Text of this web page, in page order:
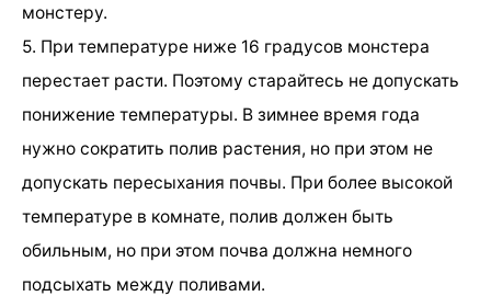
монстеру.
5. При температуре ниже 16 градусов монстера
перестает расти. Поэтому старайтесь не допускать
понижение температуры. В зимнее время года
нужно сократить полив растения, но при этом не
допускать пересыхания почвы. При более высокой
температуре в комнате, полив должен быть
обильным, но при этом почва должна немного
подсыхать между поливами.